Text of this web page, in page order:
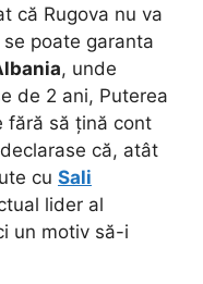
că Rugova nu va
poate garanta
, unde
de 2 ani, Puterea
fără să țină cont
că, atât
cu Sali
lider al
un motiv să-i